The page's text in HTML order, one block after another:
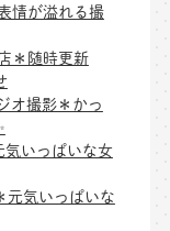
情が溢れる撮
＊随時更新
オ撮影＊かっ
いっぱいな女
元気いっぱいな